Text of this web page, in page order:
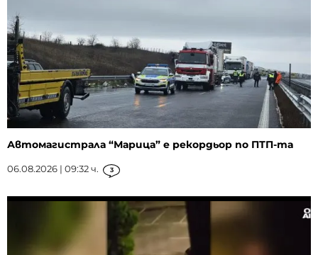
Автомагистрала “Марица” е рекордьор по ПТП-та
06.08.2026 | 09:32 ч. 3